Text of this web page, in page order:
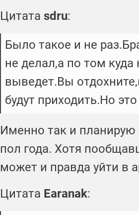
Цитата sdru:
Было такое и не
не делал,а по том куда
выведет.Вы
будут приходить.Но
Именно так и планирую
пол года. Хотя
может и правда уйти в
Цитата Earanak: